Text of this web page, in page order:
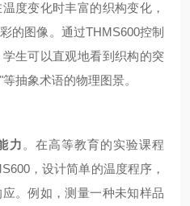
温度变化时丰富的织构变化，
的图像。通过THMS600控制
生可以直观地看到织构的突
抽象术语的物理图景。
力 。在高等教育的实验课程
，设计简单的温度程序，
。例如，测量一种未知样品